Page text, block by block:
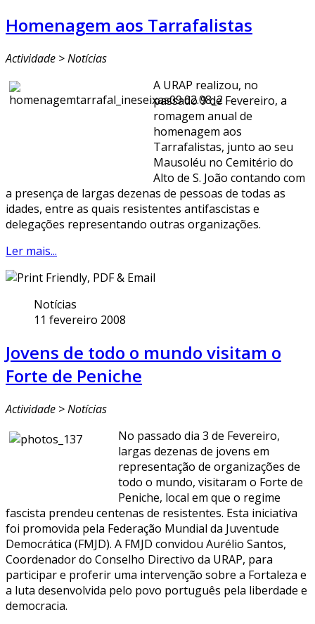
Homenagem aos Tarrafalistas
Actividade > Notícias
A URAP realizou, no
passado 9 de Fevereiro, a
romagem anual de
homenagem aos
Tarrafalistas, junto ao seu
Mausoléu no Cemitério do
Alto de S. João contando com
a presença de largas dezenas de pessoas de todas as
idades, entre as quais resistentes antifascistas e
delegações representando outras organizações.
Ler mais...
Notícias
11 fevereiro 2008
Jovens de todo o mundo visitam o
Forte de Peniche
Actividade > Notícias
No passado dia 3 de Fevereiro,
largas dezenas de jovens em
representação de organizações de
todo o mundo, visitaram o Forte de
Peniche, local em que o regime
fascista prendeu centenas de resistentes. Esta iniciativa
foi promovida pela Federação Mundial da Juventude
Democrática (FMJD). A FMJD convidou Aurélio Santos,
Coordenador do Conselho Directivo da URAP, para
participar e proferir uma intervenção sobre a Fortaleza e
a luta desenvolvida pelo povo português pela liberdade e
democracia.